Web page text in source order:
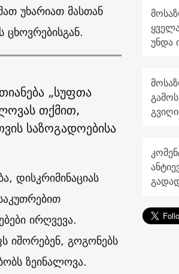
უხარიათ მასთან
„სუფთა
თქმით,
საზოგადოებისა
დისკრიმინაციას
ირღვევა.
იშორებენ, გოგონებს
ზეინალოვა.
უნდა